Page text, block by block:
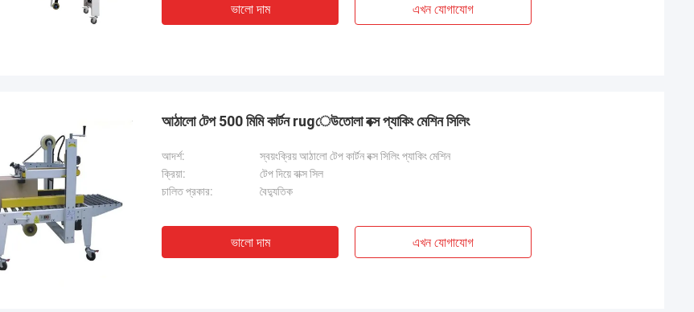
ভালো দাম এখন যোগাযোগ
আঠালো টেপ 500 মিমি কার্টন rugেউতোলা বক্স প্যাকিং মেশিন সিলিং
আদর্শ:
স্বয়ংক্রিয় আঠালো টেপ কার্টন বক্স সিলিং প্যাকিং মেশিন
ক্রিয়া:
টেপ দিয়ে বাক্স সিল
চালিত প্রকার:
বৈদ্যুতিক
ভালো দাম এখন যোগাযোগ